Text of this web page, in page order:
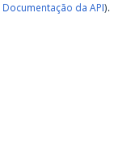
Documentação da API).